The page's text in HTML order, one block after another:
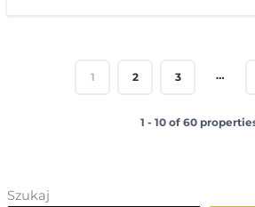
1 2 3 …
1 - 10 of 60
Szukaj